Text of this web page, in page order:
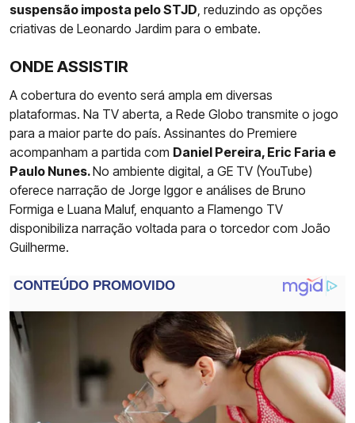
suspensão imposta pelo STJD, reduzindo as opções
criativas de Leonardo Jardim para o embate.
ONDE ASSISTIR
A cobertura do evento será ampla em diversas
plataformas. Na TV aberta, a Rede Globo transmite o jogo
para a maior parte do país. Assinantes do Premiere
acompanham a partida com Daniel Pereira, Eric Faria e
Paulo Nunes.No ambiente digital, a GE TV (YouTube)
oferece narração de Jorge Iggor e análises de Bruno
Formiga e Luana Maluf, enquanto a Flamengo TV
disponibiliza narração voltada para o torcedor com João
Guilherme.